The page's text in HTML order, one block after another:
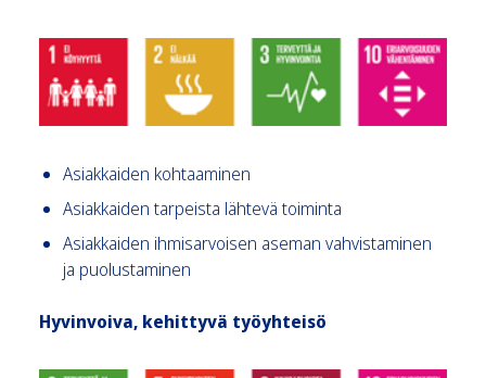
Asiakkaiden kohtaaminen
Asiakkaiden tarpeista lähtevä toiminta
Asiakkaiden ihmisarvoisen aseman vahvistaminen
ja puolustaminen
Hyvinvoiva, kehittyvä työyhteisö